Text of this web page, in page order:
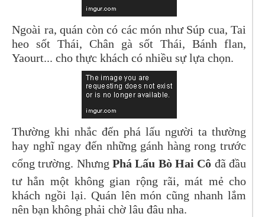
Ngoài ra, quán còn có các món như Súp cua, Tai
heo sốt Thái, Chân gà sốt Thái, Bánh flan,
Yaourt... cho thực khách có nhiều sự lựa chọn.
Thường khi nhắc đến phá lấu người ta thường
hay nghĩ ngay đến những gánh hàng rong trước
cổng trường. Nhưng Phá Lấu Bò Hai Cô đã đầu
tư hẳn một không gian rộng rãi, mát mẻ cho
khách ngồi lại. Quán lên món cũng nhanh lắm
nên bạn không phải chờ lâu đâu nha.